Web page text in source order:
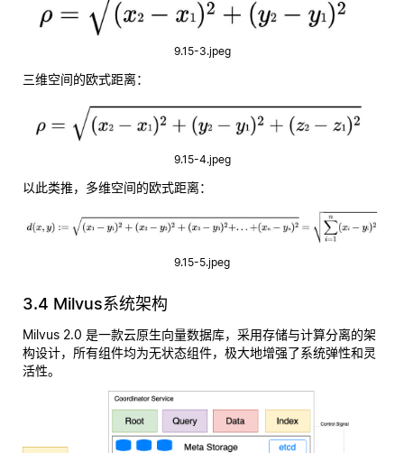
9.15-3.jpeg
三维空间的欧式距离：
9.15-4.jpeg
以此类推，多维空间的欧式距离：
9.15-5.jpeg
3.4 Milvus系统架构
Milvus 2.0 是一款云原生向量数据库，采用存储与计算分离的架
构设计，所有组件均为无状态组件，极大地增强了系统弹性和灵
活性。